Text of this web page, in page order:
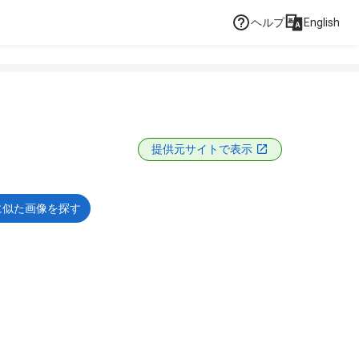
ヘルプ English
提供元サイトで表示
た画像を探す